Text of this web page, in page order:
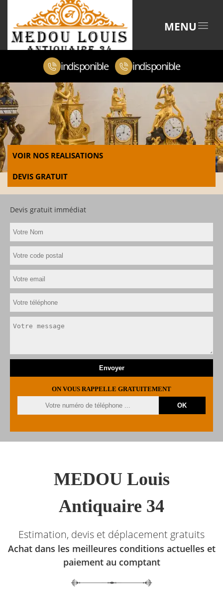
MENU
indisponible indisponible
VOIR NOS REALISATIONS
DEVIS GRATUIT
Devis gratuit immédiat
ON VOUS RAPPELLE GRATUITEMENT
MEDOU Louis
Antiquaire 34
Estimation, devis et déplacement gratuits
Achat dans les meilleures conditions actuelles et
paiement au comptant